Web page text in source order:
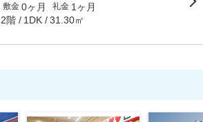
敷金 0ヶ月 礼金 1ヶ月
2階 1DK 31.30㎡